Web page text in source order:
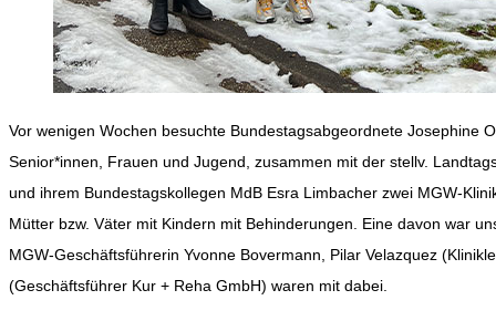
Vor wenigen Wochen besuchte Bundestagsabgeordnete Josephine
Senior*innen, Frauen und Jugend, zusammen mit der stellv.
und ihrem Bundestagskollegen MdB Esra Limbacher zwei MGW-
Mütter bzw. Väter mit Kindern mit Behinderungen. Eine davon war
MGW-Geschäftsführerin Yvonne Bovermann, Pilar Velazquez
(Geschäftsführer Kur + Reha GmbH) waren mit dabei.